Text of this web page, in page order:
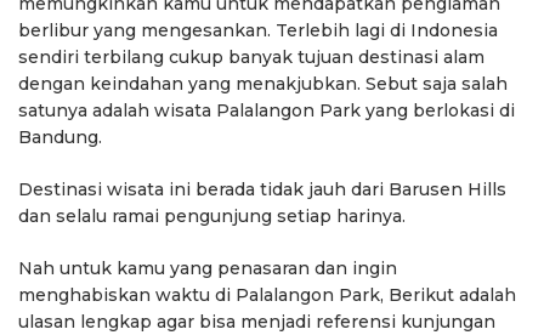
berlibur yang mengesankan. Terlebih lagi di Indonesia
sendiri terbilang cukup banyak tujuan destinasi alam
dengan keindahan yang menakjubkan. Sebut saja salah
satunya adalah wisata Palalangon Park yang berlokasi di
Bandung.
Destinasi wisata ini berada tidak jauh dari Barusen Hills
dan selalu ramai pengunjung setiap harinya.
Nah untuk kamu yang penasaran dan ingin
menghabiskan waktu di Palalangon Park, Berikut adalah
ulasan lengkap agar bisa menjadi referensi kunjungan